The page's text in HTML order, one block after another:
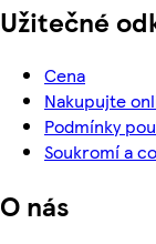
Užitečné
Cena
Nakupujte
Podmínky
Soukromí a
O nás